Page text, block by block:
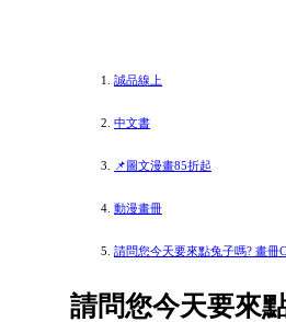
誠品線上
中文書
📌圖文漫畫85折起
動漫畫冊
請問您今天要來點兔子嗎? 畫冊
請問您今天要來